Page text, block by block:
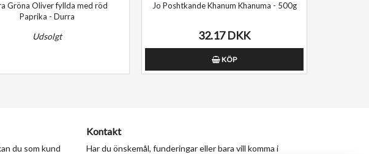
Gröna Oliver fyllda med röd
Paprika - Durra
Udsolgt
Jo Poshtkande Khanum Khanuma - 500g
32.17 DKK
KÖP
du som kund
Kontakt
Har du önskemål, funderingar eller bara vill komma i